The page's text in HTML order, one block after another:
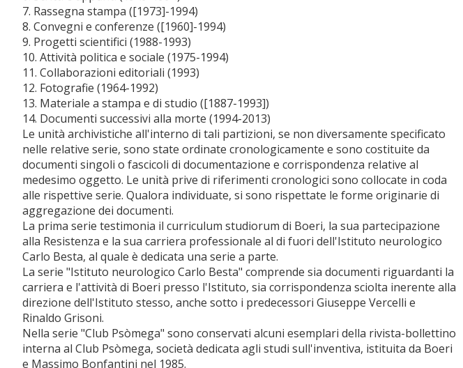
7. Rassegna stampa ([1973]-1994)
8. Convegni e conferenze ([1960]-1994)
9. Progetti scientifici (1988-1993)
10. Attività politica e sociale (1975-1994)
11. Collaborazioni editoriali (1993)
12. Fotografie (1964-1992)
13. Materiale a stampa e di studio ([1887-1993])
14. Documenti successivi alla morte (1994-2013)
Le unità archivistiche all'interno di tali partizioni, se non diversamente specificato
nelle relative serie, sono state ordinate cronologicamente e sono costituite da
documenti singoli o fascicoli di documentazione e corrispondenza relative al
medesimo oggetto. Le unità prive di riferimenti cronologici sono collocate in coda
alle rispettive serie. Qualora individuate, si sono rispettate le forme originarie di
aggregazione dei documenti.
La prima serie testimonia il curriculum studiorum di Boeri, la sua partecipazione
alla Resistenza e la sua carriera professionale al di fuori dell'Istituto neurologico
Carlo Besta, al quale è dedicata una serie a parte.
La serie "Istituto neurologico Carlo Besta" comprende sia documenti riguardanti la
carriera e l'attività di Boeri presso l'Istituto, sia corrispondenza sciolta inerente alla
direzione dell'Istituto stesso, anche sotto i predecessori Giuseppe Vercelli e
Rinaldo Grisoni.
Nella serie "Club Psòmega" sono conservati alcuni esemplari della rivista-bollettino
interna al Club Psòmega, società dedicata agli studi sull'inventiva, istituita da Boeri
e Massimo Bonfantini nel 1985.